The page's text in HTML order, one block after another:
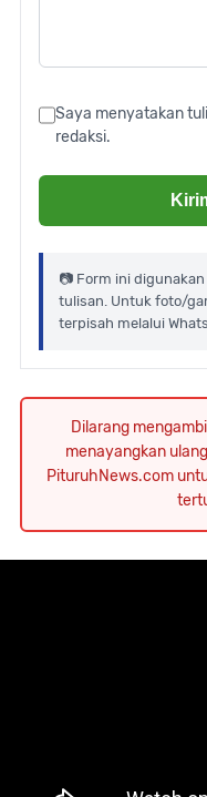
Saya menyatakan
redaksi.
📷 Form ini
tulisan. Untuk foto/
terpisah melalui
Dilarang
menayangkan
PituruhNews.com